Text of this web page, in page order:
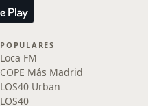
POPULARES
Loca FM
COPE Más Madrid
LOS40 Urban
LOS40